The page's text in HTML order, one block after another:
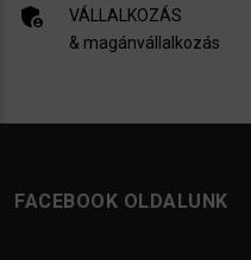
admin_panel_settings
VÁLLALKOZÁS
& magánvállalkozás
FACEBOOK OLDALUNK